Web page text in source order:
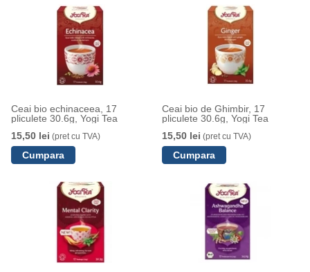
Ceai bio echinaceea, 17
pliculete 30.6g, Yogi Tea
15,50 lei (pret cu TVA)
Ceai bio de Ghimbir, 17
pliculete 30.6g, Yogi Tea
15,50 lei (pret cu TVA)